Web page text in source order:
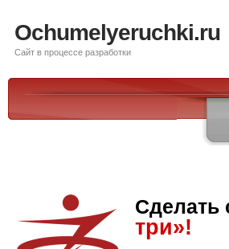
Ochumelyeruchki.ru
Сайт в процессе разработки
Сделать
три»!